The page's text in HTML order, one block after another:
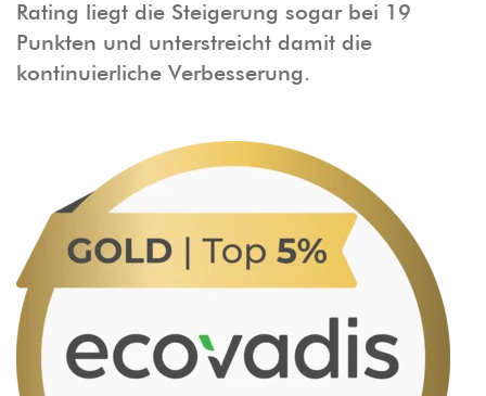
Rating liegt die Steigerung sogar bei 19
Punkten und unterstreicht damit die
kontinuierliche Verbesserung.